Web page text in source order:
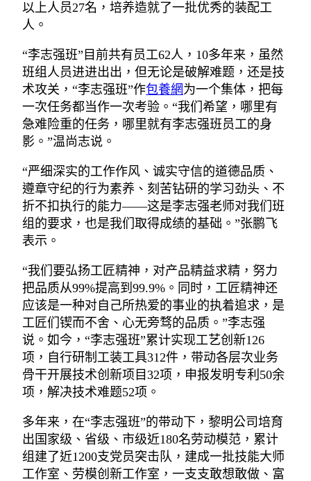
以上人员27名，培养造就了一批优秀的装配工
人。
“李志强班”目前共有员工62人，10多年来，虽然
班组人员进进出出，但无论是破解难题，还是技
术攻关，“李志强班”作包養網为一个集体，把每
一次任务都当作一次考验。“我们希望，哪里有
急难险重的任务，哪里就有李志强班员工的身
影。”温尚志说。
“严细深实的工作作风、诚实守信的道德品质、
遵章守纪的行为素养、刻苦钻研的学习劲头、不
折不扣执行的能力——这是李志强老师对我们班
组的要求，也是我们取得成绩的基础。”张鹏飞
表示。
“我们要弘扬工匠精神，对产品精益求精，努力
把品质从99%提高到99.9%。同时，工匠精神还
应该是一种对自己所热爱的事业的执着追求，是
工匠们锲而不舍、心无旁骛的品质。”李志强
说。如今，“李志强班”累计实现工艺创新126
项，自行研制工装工具312件，带动各层次业务
骨干开展技术创新项目32项，申报发明专利50余
项，解决技术难题52项。
多年来，在“李志强班”的带动下，黎明公司培育
出国家级、省级、市级近180名劳动模范，累计
组建了近1200支党员突击队，建成一批技能大师
工作室、劳模创新工作室，一支支敢想敢做、富